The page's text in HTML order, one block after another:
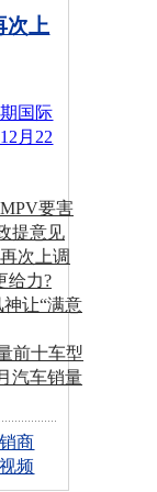
次上
国际
月22
要害
提意见
次上调
给力?
让“满意
前十车型
汽车销量
商
频